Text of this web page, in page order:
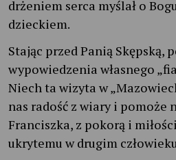
drżeniem serca myślał o
dzieckiem.
Stając przed Panią Skępską,
wypowiedzenia własnego
Niech ta wizyta w
nas radość z wiary i pomoże
Franciszka, z pokorą i
ukrytemu w drugim